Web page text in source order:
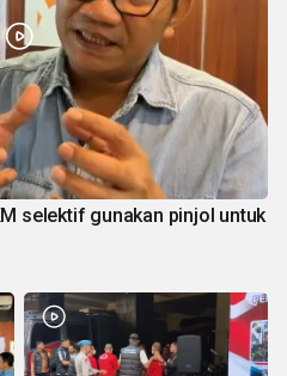
selektif gunakan pinjol untuk